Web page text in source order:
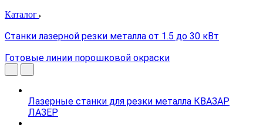
Каталог
Станки лазерной резки металла от 1.5 до 30 кВт
Готовые линии порошковой окраски
Лазерные станки для резки металла КВАЗАР
ЛАЗЕР